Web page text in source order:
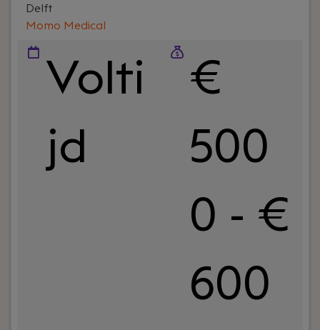
Momo Medical
Delft
Volti
jd
€
500
0 - €
600